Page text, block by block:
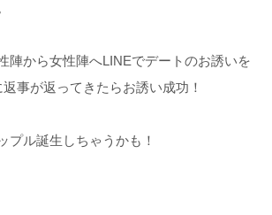
陣から女性陣へLINEでデートのお誘いを
事が返ってきたらお誘い成功！
プル誕生しちゃうかも！